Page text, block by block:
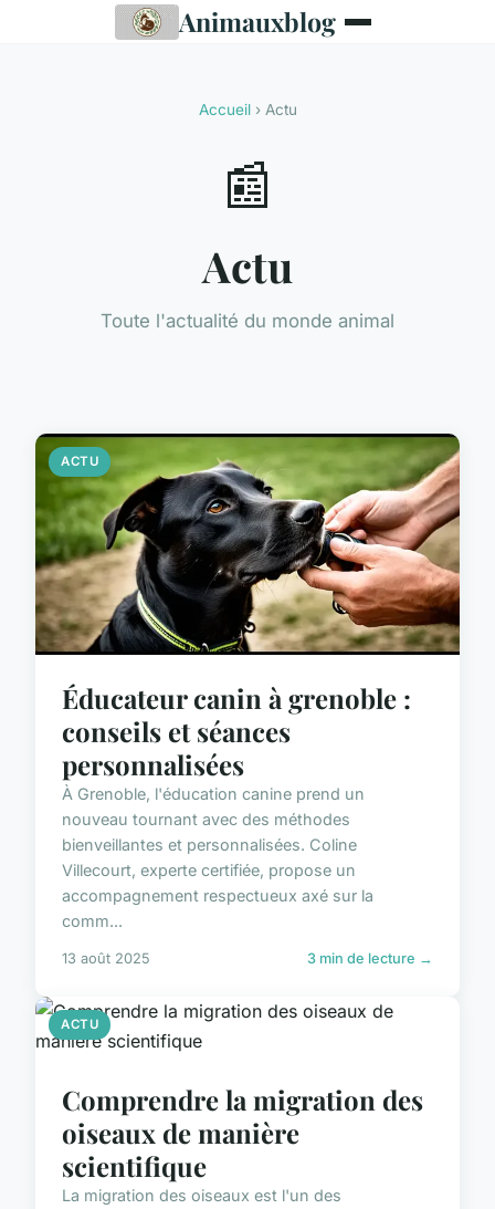
Animauxblog
Accueil› Actu
📰
Actu
Toute l'actualité du monde animal
ACTU
Éducateur canin à grenoble :
conseils et séances
personnalisées
À Grenoble, l'éducation canine prend un
nouveau tournant avec des méthodes
bienveillantes et personnalisées. Coline
Villecourt, experte certifiée, propose un
accompagnement respectueux axé sur la
comm...
13 août 2025 3 min de lecture →
ACTU
Comprendre la migration des
oiseaux de manière
scientifique
La migration des oiseaux est l'un des